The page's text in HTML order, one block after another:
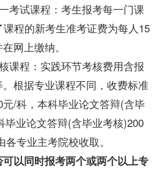
考试课程：考生报考每一门课
程的新考生准考证费为每人15
网上缴纳。
课程：实践环节考核费用含报
根据专业课程不同，收费标准
/科，本科毕业论文答辩(含毕
毕业论文答辩(含毕业考核)200
专业主考院校收取。
以同时报考两个或两个以上专